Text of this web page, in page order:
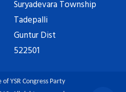
Suryadevara Township
Tadepalli
Guntur Dist
522501
YSR Congress Party